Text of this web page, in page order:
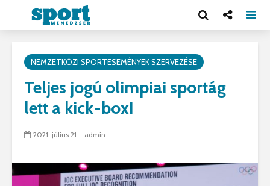
NEMZETKÖZI SPORTESEMÉNYEK SZERVEZÉSE
Teljes jogú olimpiai sportág
lett a kick-box!
2021. július 21. admin